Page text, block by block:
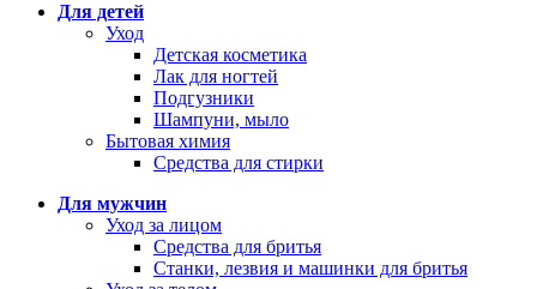
Для детей
Уход
Детская косметика
Лак для ногтей
Подгузники
Шампуни, мыло
Бытовая химия
Средства для стирки
Для мужчин
Уход за лицом
Средства для бритья
Станки, лезвия и машинки для бритья